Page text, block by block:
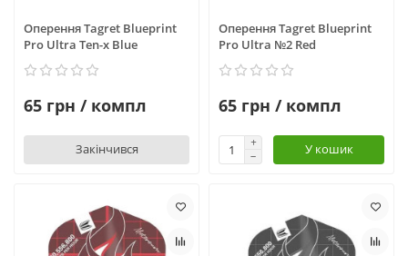
Оперення Tagret Blueprint
Pro Ultra Ten-x Blue
65 грн / компл
Закінчився
Оперення Tagret Blueprint
Pro Ultra №2 Red
65 грн / компл
У кошик